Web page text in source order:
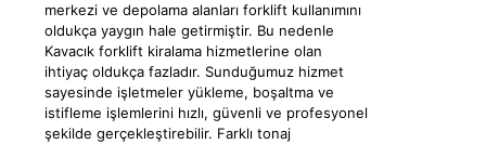
merkezi ve depolama alanları forklift kullanımını
oldukça yaygın hale getirmiştir. Bu nedenle
Kavacık forklift kiralama hizmetlerine olan
ihtiyaç oldukça fazladır. Sunduğumuz hizmet
sayesinde işletmeler yükleme, boşaltma ve
istifleme işlemlerini hızlı, güvenli ve profesyonel
şekilde gerçekleştirebilir. Farklı tonaj